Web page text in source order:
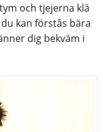
och tjejerna klä
kan förstås bära
dig bekväm i